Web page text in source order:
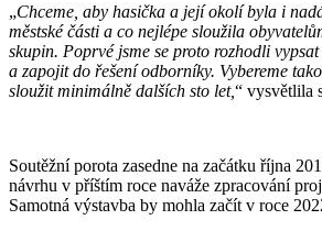
„Chceme, aby hasička a její okolí byla i
městské části a co nejlépe sloužila
skupin. Poprvé jsme se proto rozhodli
a zapojit do řešení odborníky. Vybereme
sloužit minimálně dalších sto let,“ vysvětlila
Soutěžní porota zasedne na začátku října
návrhu v příštím roce naváže zpracování
Samotná výstavba by mohla začít v roce